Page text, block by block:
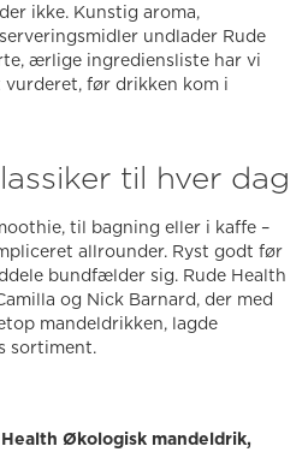
ikke. Kunstig aroma,
undlader Rude
ærlige ingrediensliste har vi
før drikken kom i
til hver dag
til bagning eller i kaffe –
allrounder. Ryst godt før
bundfælder sig. Rude Health
og Nick Barnard, der med
mandeldrikken, lagde
sortiment.
Økologisk mandeldrik,